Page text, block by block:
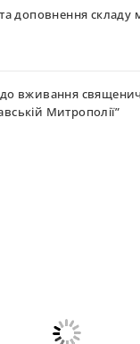
доповнення складу
вживання
Митрополії”